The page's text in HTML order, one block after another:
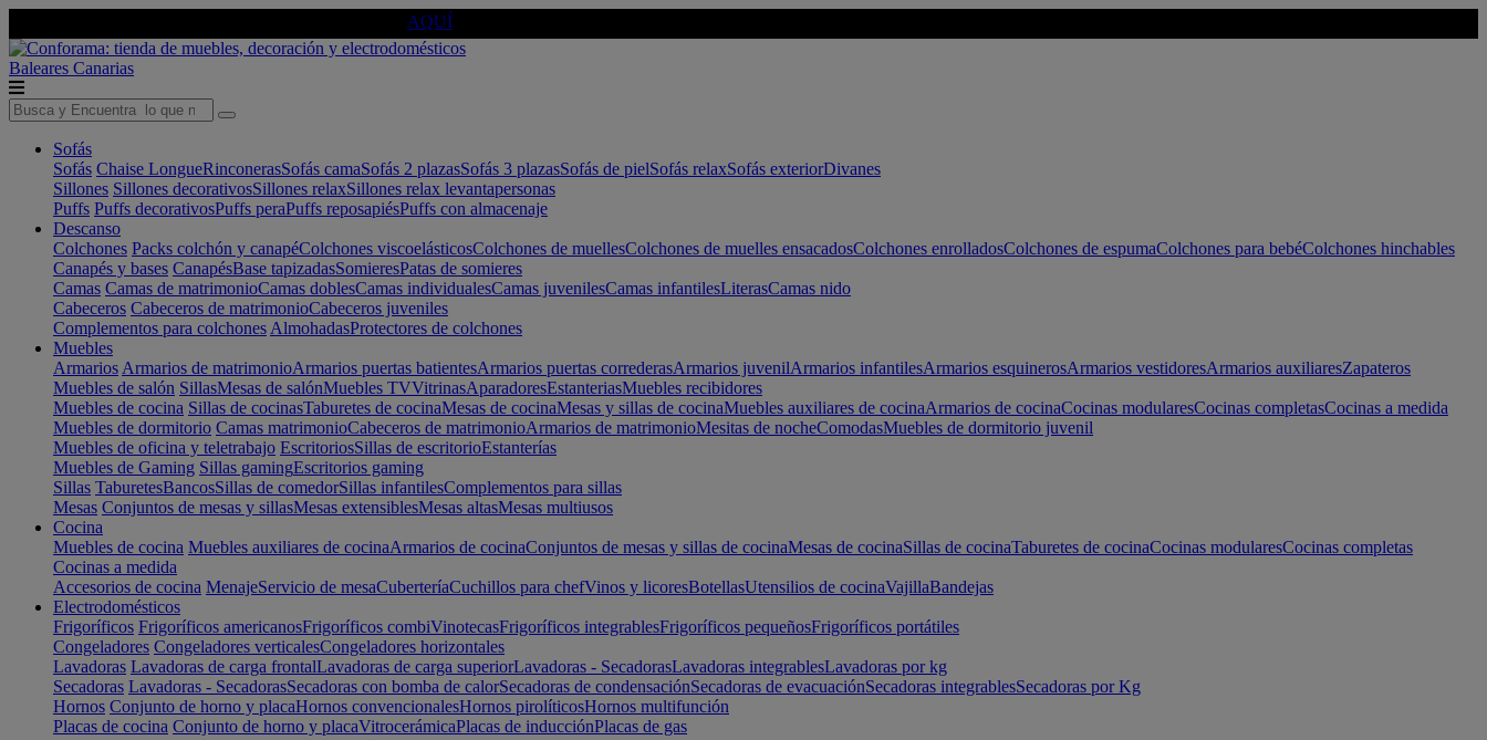
AQUÍ
Baleares Canarias
Sofás
Sofás Chaise LongueRinconerasSofás camaSofás 2 plazasSofás 3 plazasSofás de pielSofás relaxSofás exteriorDivanes
Sillones Sillones decorativosSillones relaxSillones relax levantapersonas
Puffs Puffs decorativosPuffs peraPuffs reposapiésPuffs con almacenaje
Descanso
Colchones Packs colchón y canapéColchones viscoelásticosColchones de muellesColchones de muelles ensacadosColchones enrolladosColchones de espumaColchones para bebéColchones hinchables
Canapés y bases CanapésBase tapizadasSomieresPatas de somieres
Camas Camas de matrimonioCamas doblesCamas individualesCamas juvenilesCamas infantilesLiterasCamas nido
Cabeceros Cabeceros de matrimonioCabeceros juveniles
Complementos para colchones AlmohadasProtectores de colchones
Muebles
Armarios Armarios de matrimonioArmarios puertas batientesArmarios puertas correderasArmarios juvenilArmarios infantilesArmarios esquinerosArmarios vestidoresArmarios auxiliaresZapateros
Muebles de salón SillasMesas de salónMuebles TVVitrinasAparadoresEstanteriasMuebles recibidores
Muebles de cocina Sillas de cocinasTaburetes de cocinaMesas de cocinaMesas y sillas de cocinaMuebles auxiliares de cocinaArmarios de cocinaCocinas modularesCocinas completasCocinas a medida
Muebles de dormitorio Camas matrimonioCabeceros de matrimonioArmarios de matrimonioMesitas de nocheComodasMuebles de dormitorio juvenil
Muebles de oficina y teletrabajo EscritoriosSillas de escritorioEstanterías
Muebles de Gaming Sillas gamingEscritorios gaming
Sillas TaburetesBancosSillas de comedorSillas infantilesComplementos para sillas
Mesas Conjuntos de mesas y sillasMesas extensiblesMesas altasMesas multiusos
Cocina
Muebles de cocina Muebles auxiliares de cocinaArmarios de cocinaConjuntos de mesas y sillas de cocinaMesas de cocinaSillas de cocinaTaburetes de cocinaCocinas modularesCocinas completas
Cocinas a medida
Accesorios de cocina MenajeServicio de mesaCuberteríaCuchillos para chefVinos y licoresBotellasUtensilios de cocinaVajillaBandejas
Electrodomésticos
Frigoríficos Frigoríficos americanosFrigoríficos combiVinotecasFrigoríficos integrablesFrigoríficos pequeñosFrigoríficos portátiles
Congeladores Congeladores verticalesCongeladores horizontales
Lavadoras Lavadoras de carga frontalLavadoras de carga superiorLavadoras - SecadorasLavadoras integrablesLavadoras por kg
Secadoras Lavadoras - SecadorasSecadoras con bomba de calorSecadoras de condensaciónSecadoras de evacuaciónSecadoras integrablesSecadoras por Kg
Hornos Conjunto de horno y placaHornos convencionalesHornos pirolíticosHornos multifunción
Placas de cocina Conjunto de horno y placaVitrocerámicaPlacas de inducciónPlacas de gas